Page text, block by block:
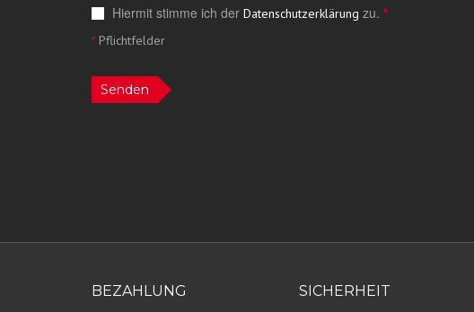
Hiermit stimme ich der Datenschutzerklärung zu. *
*Pflichtfelder
Senden
BEZAHLUNG SICHERHEIT